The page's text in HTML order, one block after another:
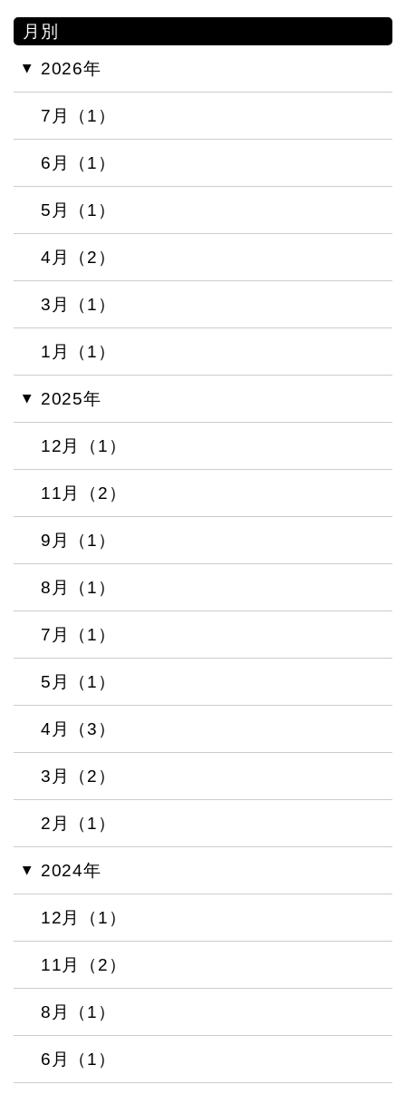
月別
2026年
7月（1）
6月（1）
5月（1）
4月（2）
3月（1）
1月（1）
2025年
12月（1）
11月（2）
9月（1）
8月（1）
7月（1）
5月（1）
4月（3）
3月（2）
2月（1）
2024年
12月（1）
11月（2）
8月（1）
6月（1）